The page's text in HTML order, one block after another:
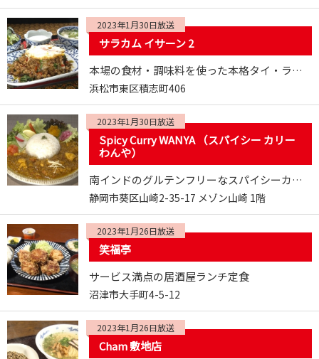
2023年1月30日放送
サラカム イサーン 2
本場の食材・調味料を使った本格タイ・ラオス料理
浜松市東区積志町406
2023年1月30日放送
Spicy Curry WANYA （スパイシー カリー
わんや）
南インドのグルテンフリーなスパイシーカレー
静岡市葵区山崎2-35-17 メゾン山崎 1階
2023年1月26日放送
笑福亭
サービス満点の居酒屋ランチ定食
沼津市大手町4-5-12
2023年1月26日放送
Cham 敷地店